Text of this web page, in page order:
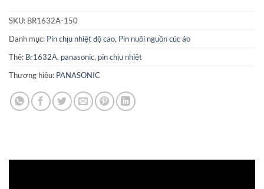
SKU: BR1632A-150
Danh mục: Pin chịu nhiệt độ cao, Pin nuôi nguồn cúc áo
Thẻ: Br1632A, panasonic, pin chịu nhiệt
Thương hiệu: PANASONIC